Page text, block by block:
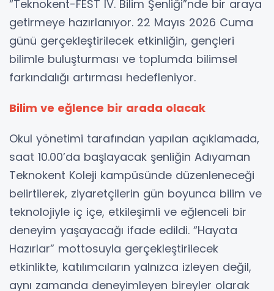
“Teknokent-FEST IV. Bilim Şenliği”nde bir araya
getirmeye hazırlanıyor. 22 Mayıs 2026 Cuma
günü gerçekleştirilecek etkinliğin, gençleri
bilimle buluşturması ve toplumda bilimsel
farkındalığı artırması hedefleniyor.
Bilim ve eğlence bir arada olacak
Okul yönetimi tarafından yapılan açıklamada,
saat 10.00’da başlayacak şenliğin Adıyaman
Teknokent Koleji kampüsünde düzenleneceği
belirtilerek, ziyaretçilerin gün boyunca bilim ve
teknolojiyle iç içe, etkileşimli ve eğlenceli bir
deneyim yaşayacağı ifade edildi. “Hayata
Hazırlar” mottosuyla gerçekleştirilecek
etkinlikte, katılımcıların yalnızca izleyen değil,
aynı zamanda deneyimleyen bireyler olarak